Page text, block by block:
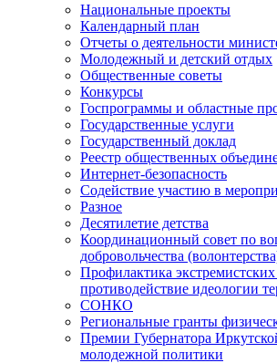
Национальные проекты
Календарный план
Отчеты о деятельности
Молодежный и детский отдых
Общественные советы
Конкурсы
Госпрограммы и областные
Государственные услуги
Государственный доклад
Реестр общественных
Интернет-безопасность
Содействие участию в
Разное
Десятилетие детства
Координационный совет по
добровольчества
Профилактика
противодействие идеологии
СОНКО
Региональные гранты
Премии Губернатора
молодежной политики